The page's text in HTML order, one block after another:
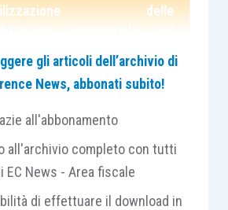
delle
di approfondire i diversi
della materia, è stata
“Bilancio e contabilità”, una
Scheda di studio.
immateriali sono attività
gli articoli dell’archivio di
News, abbonati subito!
all'abbonamento
all'archivio completo con tutti
EC News - Area fiscale
di effettuare il download in